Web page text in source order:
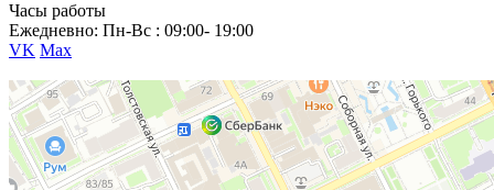
Часы работы
Ежедневно: Пн-Вс : 09:00- 19:00
VK Max